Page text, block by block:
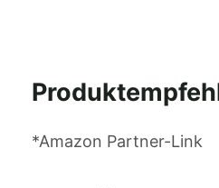
*Amazon Partner-Link